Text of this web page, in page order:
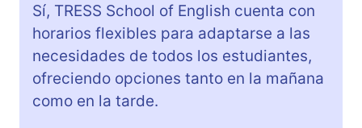
Sí, TRESS School of English cuenta con
horarios flexibles para adaptarse a las
necesidades de todos los estudiantes,
ofreciendo opciones tanto en la mañana
como en la tarde.